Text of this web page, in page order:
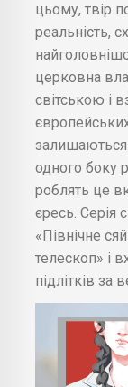
цьому, твір
реальність,
церковна
світською і
залишаються
одного боку
роблять це
єресь. Серія
«Північне
телескоп» і
підлітків за